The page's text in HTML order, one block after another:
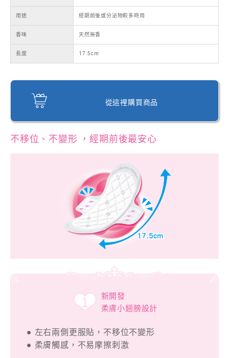
用途 經期前後或分泌物較多時用
香味 天然無香
長度 17.5cm
從這裡購買商品
不移位、不變形 ，經期前後最安心
新開發
柔膚小翅膀設計
● 左右兩側更服貼，不移位不變形
● 柔膚觸感，不易摩擦刺激